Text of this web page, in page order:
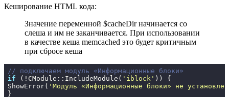
Кеширование HTML кода:
Значение переменной $cacheDir начинается со
слеша и им не заканчивается. При использовании
в качестве кеша memcached это будет критичным
при сбросе кеша
// подключаем модуль «Информационные блоки»
if (!CModule::IncludeModule( 'iblock' )) {
ShowError( 'Модуль «Информационные блоки» не